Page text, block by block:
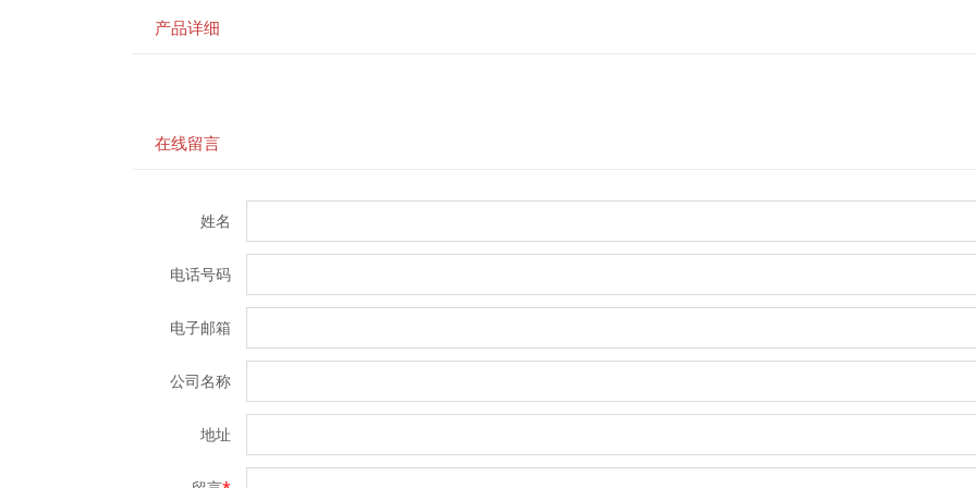
产品详细
在线留言
姓名
电话号码
电子邮箱
公司名称
地址